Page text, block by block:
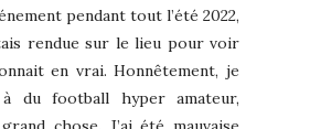
pendant tout l’été 2022,
rendue sur le lieu pour voir
en vrai. Honnêtement, je
à du football hyper amateur,